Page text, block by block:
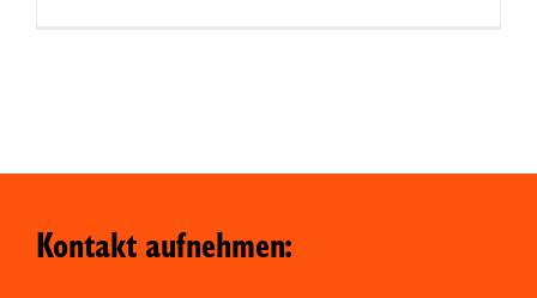
Kontakt aufnehmen: